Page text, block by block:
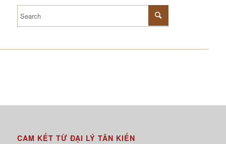
CAM KẾT TỪ ĐẠI LÝ TÂN KIẾN